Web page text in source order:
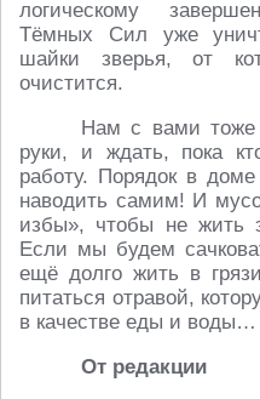
логическому
Тёмных Сил уже
шайки зверья, от
очистится.
Нам с вами тоже
руки, и ждать, пока
работу. Порядок в
наводить самим! И
избы», чтобы не жить
Если мы будем
ещё долго жить в
питаться отравой,
в качестве еды и воды…
От редакции